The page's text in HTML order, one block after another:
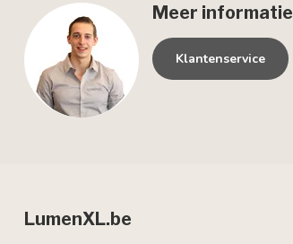
Meer informatie
Klantenservice
LumenXL.be